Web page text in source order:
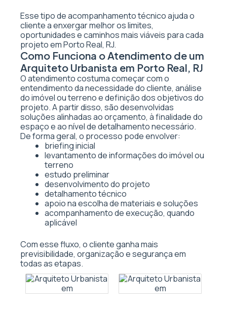
Esse tipo de acompanhamento técnico ajuda o
cliente a enxergar melhor os limites,
oportunidades e caminhos mais viáveis para cada
projeto em Porto Real, RJ.
Como Funciona o Atendimento de um
Arquiteto Urbanista em Porto Real, RJ
O atendimento costuma começar com o
entendimento da necessidade do cliente, análise
do imóvel ou terreno e definição dos objetivos do
projeto. A partir disso, são desenvolvidas
soluções alinhadas ao orçamento, à finalidade do
espaço e ao nível de detalhamento necessário.
De forma geral, o processo pode envolver:
briefing inicial
levantamento de informações do imóvel ou
terreno
estudo preliminar
desenvolvimento do projeto
detalhamento técnico
apoio na escolha de materiais e soluções
acompanhamento de execução, quando
aplicável
Com esse fluxo, o cliente ganha mais
previsibilidade, organização e segurança em
todas as etapas.